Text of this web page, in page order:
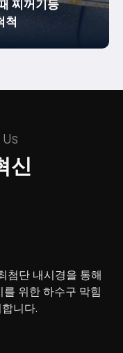
찌꺼기등
척
신
첨단 내시경을 통해
위한 하수구 막힘
니다.